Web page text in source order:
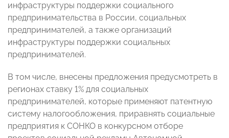
инфраструктуры поддержки социального
предпринимательства в России, социальных
предпринимателей, а также организаций
инфраструктуры поддержки социальных
предпринимателей.
В том числе, внесены предложения предусмотреть в
регионах ставку 1% для социальных
предпринимателей, которые применяют патентную
систему налогообложения, приравнять социальные
предприятия к СОНКО в конкурсном отборе